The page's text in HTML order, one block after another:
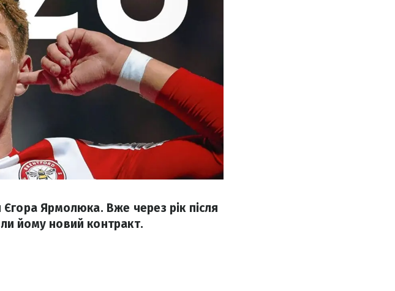
Ярмолюка. Вже через рік після
йому новий контракт.